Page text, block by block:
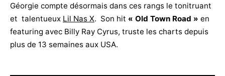
Géorgie compte désormais dans ces rangs le tonitruant
et talentueux Lil Nas X. Son hit « Old Town Road » en
featuring avec Billy Ray Cyrus, truste les charts depuis
plus de 13 semaines aux USA.